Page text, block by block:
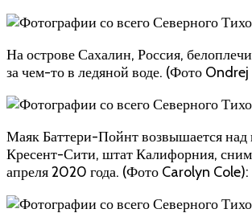
На острове Сахалин, Россия,
за чем-то в ледяной воде. (Фото
Маяк Баттери-Пойнт возвышается над
Кресент-Сити, штат Калифорния,
апреля 2020 года. (Фото Carolyn Cole):